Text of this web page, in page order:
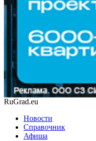
RuGrad.eu
Новости
Справочник
Афиша